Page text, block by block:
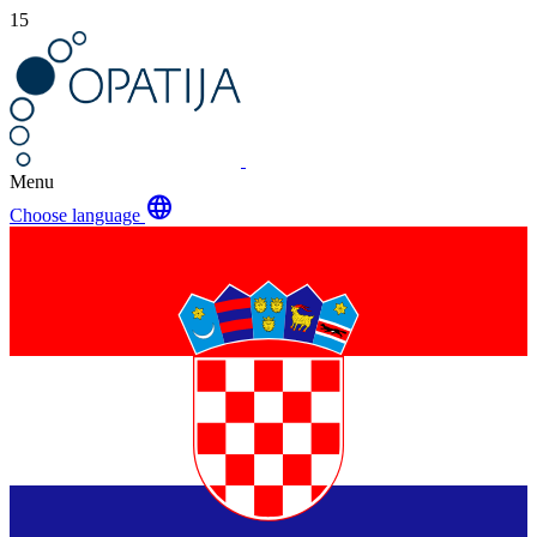
15
Menu
Choose language language